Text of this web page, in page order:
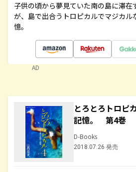
子供の頃から夢見ていた南の島に滞在
が、島で出合うトロピカルでマジカル
憶。
AD
とろとろトロピ
記憶。 第4巻
D-Books
2018.07.26 発売